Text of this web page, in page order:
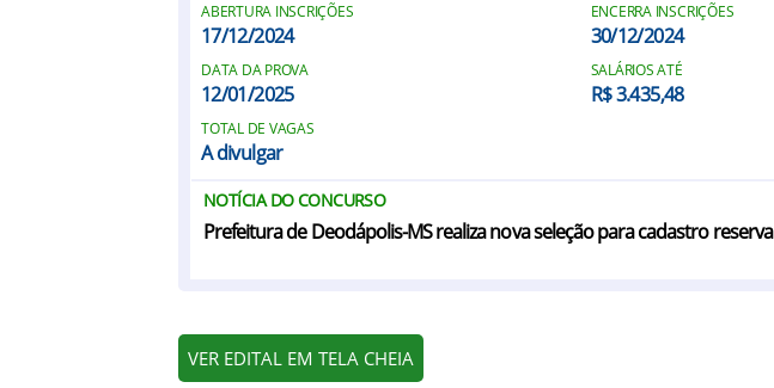
ABERTURA INSCRIÇÕES
17/12/2024
ENCERRA INSCRIÇÕES
30/12/2024
DATA DA PROVA
12/01/2025
SALÁRIOS ATÉ
R$ 3.435,48
TOTAL DE VAGAS
A divulgar
NOTÍCIA DO CONCURSO
Prefeitura de Deodápolis-MS realiza nova seleção para cadastro reserva
VER EDITAL EM TELA CHEIA